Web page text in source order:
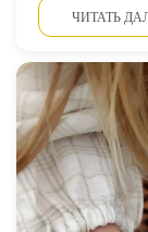
ЧИТАТЬ